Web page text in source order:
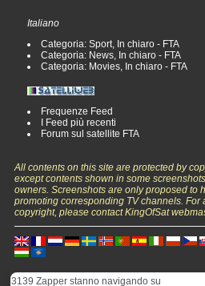
Italiano
Categoria: Sport, In chiaro - FTA
Categoria: News, In chiaro - FTA
Categoria: Movies, In chiaro - FTA
Frequenze Feed
I Feed più recenti
Forum sul satellite FTA
All contents on this site are protected by
except contents shown in some
owners. Screenshots are only proposed to
promoting corresponding TV channels.
copyright, please contact KingOfSat
3139 Zapper stanno navigando su